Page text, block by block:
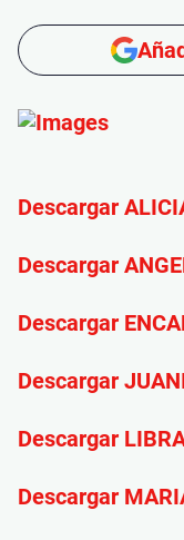
Descargar
Descargar
Descargar
Descargar
Descargar
Descargar